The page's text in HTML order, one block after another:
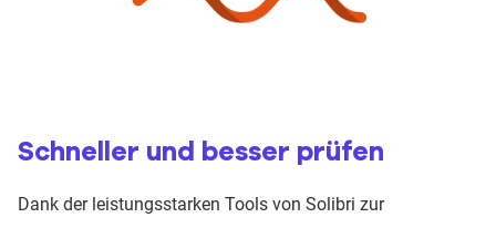
Schneller und besser prüfen
Dank der leistungsstarken Tools von Solibri zur